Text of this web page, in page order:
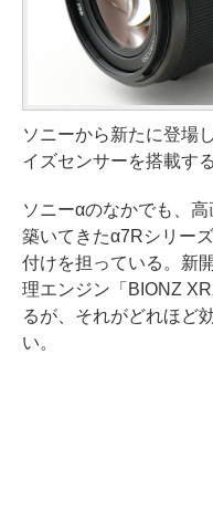
ソニーから新たに登場
イズセンサーを搭載す
ソニーαのなかでも、
築いてきたα7Rシリー
付けを担っている。新
理エンジン「BIONZ
るが、それがどれほど
い。